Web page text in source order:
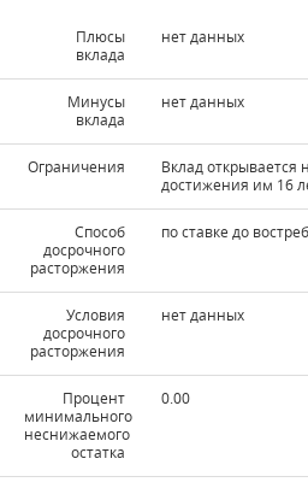
Плюсы
вклада
нет данных
Минусы
вклада
нет данных
Ограничения
Вклад открывается
достижения им 16
Способ
досрочного
расторжения
по ставке до
Условия
досрочного
расторжения
нет данных
Процент
минимального
неснижаемого
остатка
0.00